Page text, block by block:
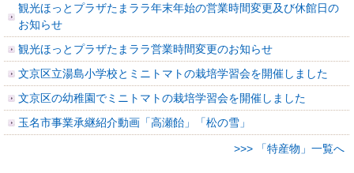
観光ほっとプラザたまララ年末年始の営業時間変更及び休館日の
お知らせ
観光ほっとプラザたまララ営業時間変更のお知らせ
文京区立湯島小学校とミニトマトの栽培学習会を開催しました
文京区の幼稚園でミニトマトの栽培学習会を開催しました
玉名市事業承継紹介動画「高瀬飴」「松の雪」
>>> 「特産物」一覧へ